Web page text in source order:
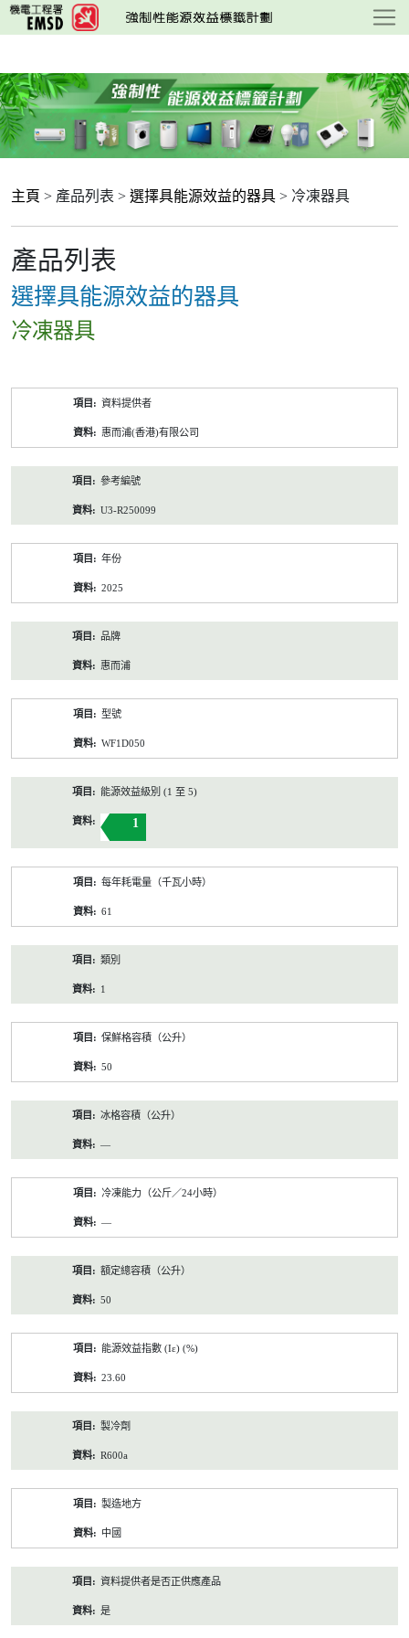
跳
至
要
內
容
主頁 > 產品列表 > 選擇具能源效益的器具 > 冷凍器具
產品列表
選擇具能源效益的器具
冷凍器具
資料提供者
惠而浦(香港)有限公司
參考編號
U3-R250099
年份
2025
品牌
惠而浦
型號
WF1D050
能源效益級別 (1 至 5)
1
每年耗電量（千瓦小時）
61
類別
1
保鮮格容積（公升）
50
冰格容積（公升）
—
冷凍能力（公斤／24小時）
—
額定總容積（公升）
50
能源效益指數 (Iε) (%)
23.60
製冷劑
R600a
製造地方
中國
資料提供者是否正供應產品
是